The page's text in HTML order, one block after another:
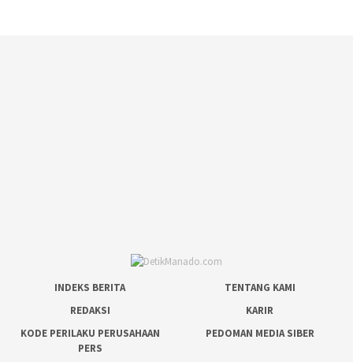
INDEKS BERITA
TENTANG KAMI
REDAKSI
KARIR
KODE PERILAKU PERUSAHAAN
PERS
PEDOMAN MEDIA SIBER